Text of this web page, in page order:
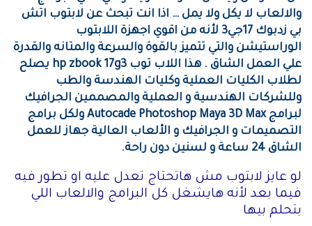
والالعاب لا يكل ولا يمل … اذا انت تبحث عن لابتوب اتش
بي زدبوك 17جي3 لأنه من اقوي اجهزة اللابتوب
الوراستيشن والتي تتميز بالقوة والسرعة والمتانه والقدرة
علي العمل الشاق . هذا اللاب توب hp zbook 17g3 يصلح
لطلاب الكليات العملية وكليات الهندسة والطب
وللشركات الهندسية و العملية والمصممين الجرافيك
لبرامج Autocade Photoshop Maya 3D Max ولكل برامج
التصميمات و الجرافيك و الألعاب العالية جهاز للعمل
الشاق 24 ساعة و لسنين دون راحة.
لو عايز لابتوب مش هاتحتاج تعدل عليه او تطور فيه
فيما بعد لأنه هايشغل كل البرامج والالعاب اللي
بتحلم بيها